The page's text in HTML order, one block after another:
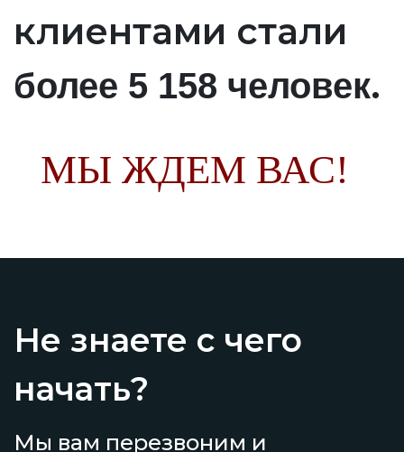
клиентами стали
более 5 158 человек.
МЫ ЖДЕМ ВАС!
Не знаете с чего
начать?
Мы вам перезвоним и